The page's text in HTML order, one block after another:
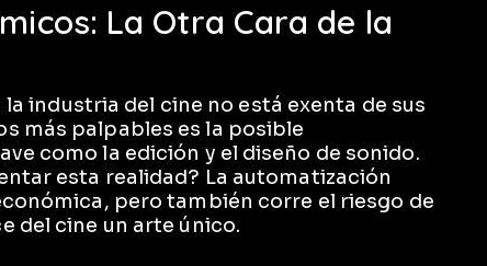
La Otra Cara de la
industria del cine no está exenta de sus
más palpables es la posible
como la edición y el diseño de sonido.
esta realidad? La automatización
pero también corre el riesgo de
del cine un arte único.